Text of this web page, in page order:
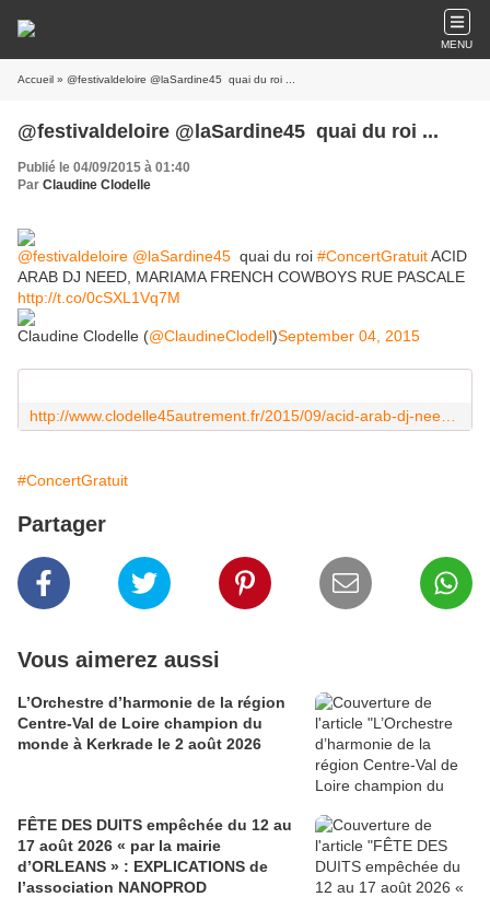
MENU
Accueil » @festivaldeloire @laSardine45 ​ quai du roi ...
@festivaldeloire @laSardine45 ​ quai du roi ...
Publié le 04/09/2015 à 01:40
Par Claudine Clodelle
@festivaldeloire @laSardine45 ​ quai du roi #ConcertGratuitACID
ARAB DJ NEED, MARIAMA FRENCH COWBOYS RUE PASCALE
http://t.co/0cSXL1Vq7M
Claudine Clodelle (@ClaudineClodell)September 04, 2015
#ConcertGratuit
Partager
Vous aimerez aussi
L’Orchestre d’harmonie de la région
Centre-Val de Loire champion du
monde à Kerkrade le 2 août 2026
FÊTE DES DUITS empêchée du 12 au
17 août 2026 « par la mairie
d’ORLEANS » : EXPLICATIONS de
l’association NANOPROD